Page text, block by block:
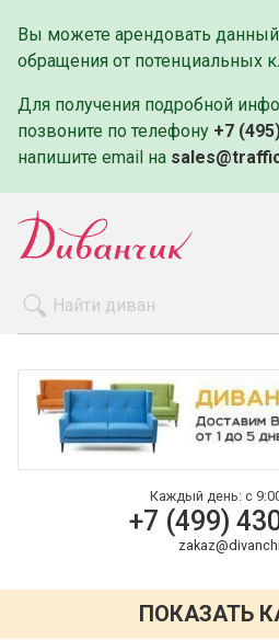
Вы можете арендовать данный
обращения от потенциальных
Для получения подробной
позвоните по телефону +7
напишите email на
Оплата и
Каждый день: с
+7 (499)
ПОКАЗАТЬ